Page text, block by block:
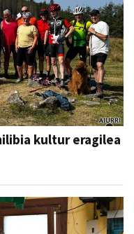
kultur eragilea